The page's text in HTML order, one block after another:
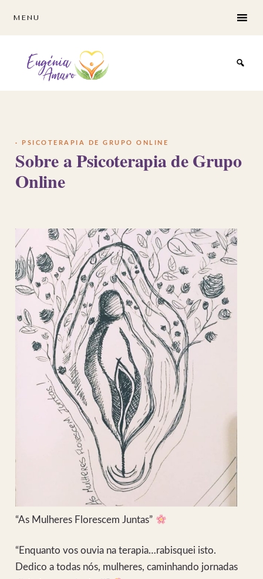
content
MENU
Sobre a Psicoterapia de Grupo
Online
· PSICOTERAPIA DE GRUPO ONLINE
“As Mulheres Florescem Juntas”
“Enquanto vos ouvia na terapia…rabisquei isto.
Dedico a todas nós, mulheres, caminhando jornadas